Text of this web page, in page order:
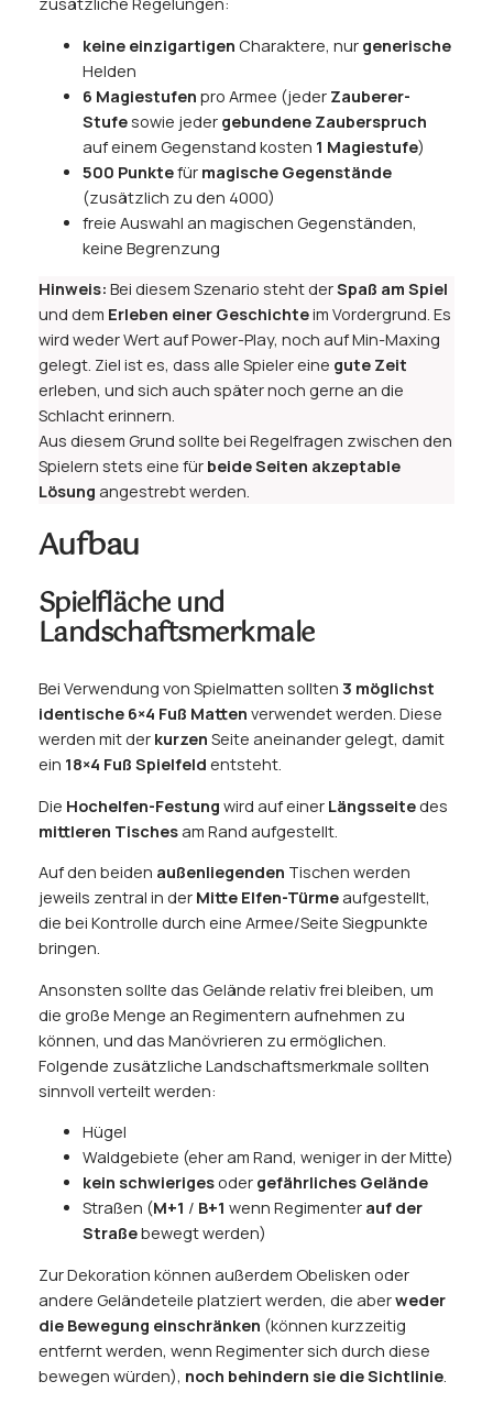
keine einzigartigen Charaktere, nur generische
Helden
6 Magiestufen pro Armee (jeder Zauberer-
Stufesowie jeder gebundene Zauberspruch
auf einem Gegenstand kosten 1 Magiestufe)
500 Punktefür magische Gegenstände
(zusätzlich zu den 4000)
freie Auswahl an magischen Gegenständen,
keine Begrenzung
Hinweis: Bei diesem Szenario steht derSpaß am Spiel
und dem Erleben einer Geschichteim Vordergrund. Es
wird weder Wert auf Power-Play, noch auf Min-Maxing
gelegt. Ziel ist es, dass alle Spieler eine gute Zeit
erleben, und sich auch später noch gerne an die
Schlacht erinnern.
Aus diesem Grund sollte bei Regelfragen zwischen den
Spielern stets eine für beide Seiten akzeptable
Lösung angestrebt werden.
Aufbau
Spielfläche und
Landschaftsmerkmale
Bei Verwendung von Spielmatten sollten 3 möglichst
identische 6×4 Fuß Matten verwendet werden. Diese
werden mit der kurzen Seite aneinander gelegt, damit
ein 18×4 Fuß Spielfeld entsteht.
Die Hochelfen-Festung wird auf einer Längsseitedes
mittleren Tischesam Rand aufgestellt.
Auf den beiden außenliegenden Tischen werden
jeweils zentral in der Mitte Elfen-Türmeaufgestellt,
die bei Kontrolle durch eine Armee/Seite Siegpunkte
bringen.
Ansonsten sollte das Gelände relativ frei bleiben, um
die große Menge an Regimentern aufnehmen zu
können, und das Manövrieren zu ermöglichen.
Folgende zusätzliche Landschaftsmerkmale sollten
sinnvoll verteilt werden:
Hügel
Waldgebiete (eher am Rand, weniger in der Mitte)
kein schwierigesoder gefährliches Gelände
Straßen (M+1 / B+1 wenn Regimenter auf der
Straßebewegt werden)
Zur Dekoration können außerdem Obelisken oder
andere Geländeteile platziert werden, die aberweder
die Bewegung einschränken (können kurzzeitig
entfernt werden, wenn Regimenter sich durch diese
bewegen würden), noch behindern sie die Sichtlinie.